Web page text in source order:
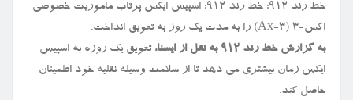
خط رند ۹۱۲: خط رند ۹۱۲: اسپیس ایکس پرتاب ماموریت خصوصی
اکس-۳ (Ax-3) را به مدت یک روز به تعویق انداخت.
به گزارش خط رند ۹۱۲ به نقل از ایسنا،
تعویق یک روزه به اسپیس
ایکس زمان بیشتری می دهد تا از سلامت وسیله نقلیه خود اطمینان
حاصل کند.